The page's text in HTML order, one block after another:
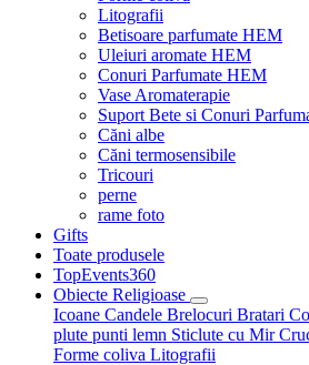
Litografii
Betisoare parfumate HEM
Uleiuri aromate HEM
Conuri Parfumate HEM
Vase Aromaterapie
Suport Bete si Conuri
Căni albe
Căni termosensibile
Tricouri
perne
rame foto
Gifts
Toate produsele
TopEvents360
Obiecte Religioase
Icoane Candele Brelocuri Bratari
plute punti lemn Sticlute cu Mir
Forme coliva Litografii